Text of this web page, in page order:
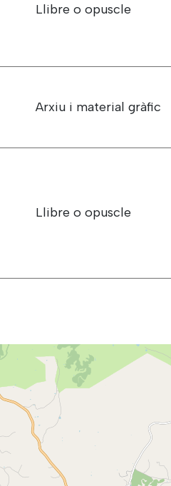
Llibre o opuscle
Arxiu i material gràfic
Llibre o opuscle